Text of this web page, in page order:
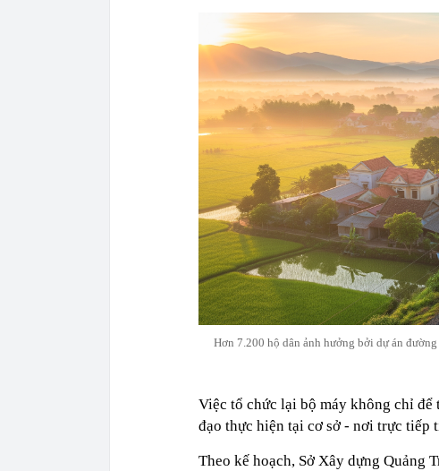
Hơn 7.200 hộ dân ảnh hưởng bởi dự án
Việc tổ chức lại bộ máy không chỉ
đạo thực hiện tại cơ sở - nơi trực tiếp
Theo kế hoạch, Sở Xây dựng Quảng